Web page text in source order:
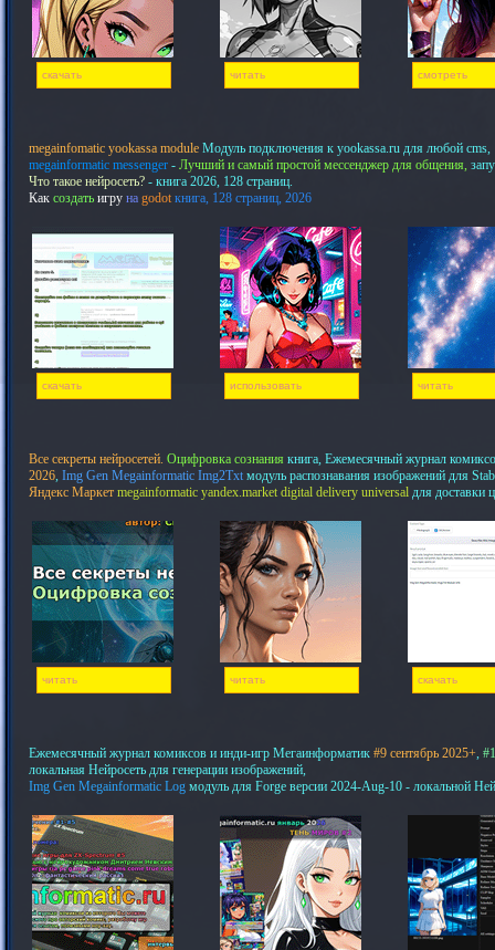
скачать читать смотреть
megainfomatic yookassa module Модуль подключения к yookassa.ru для любой cms,
megainformatic messenger - Лучший и самый простой мессенджер для общения,
Что такое нейросеть? - книга 2026, 128 страниц.
Как создать игру на godot книга, 128 страниц, 2026
скачать использовать читать
Все секреты нейросетей. Оцифровка сознания книга, Ежемесячный журнал
2026, Img Gen Megainformatic Img2Txt модуль распознавания изображений для
Яндекс Маркет megainformatic yandex.market digital delivery universal для доставки
читать читать скачать
Ежемесячный журнал комиксов и инди-игр Мегаинформатик #9 сентябрь 2025+,
локальная Нейросеть для генерации изображений,
Img Gen Megainformatic Log модуль для Forge версии 2024-Aug-10 - локальной